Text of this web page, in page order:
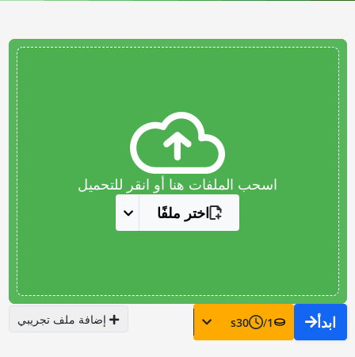
اسحب الملفات هنا أو انقر للتحميل
اختر ملفًا
ابدأ 1
/
30
s إضافة ملف تجريبي